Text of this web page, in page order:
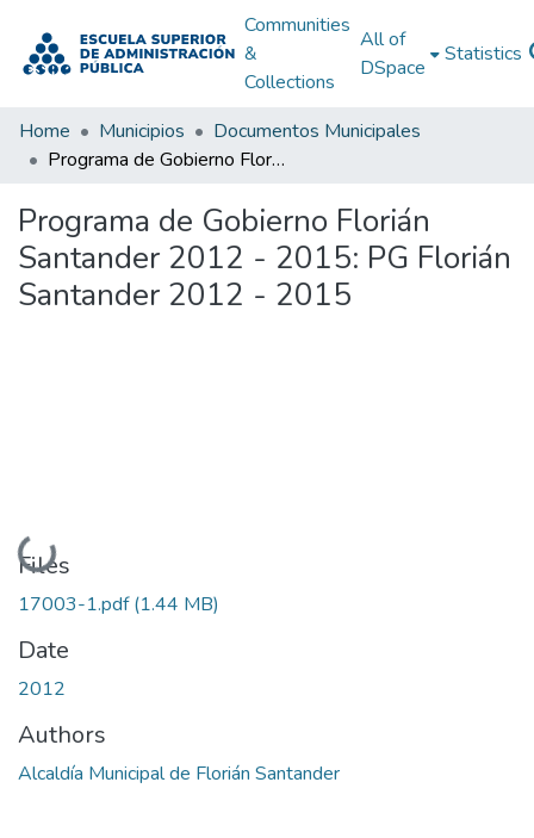
Communities
&
Collections
All of
DSpace
Statistics
Home Municipios
Documentos Municipales
Programa de Gobierno Florián Santander 2012 - 2015: PG Florián Santander 2012 - 2015
Programa de Gobierno Florián
Santander 2012 - 2015: PG Florián
Santander 2012 - 2015
Loading...
Files
17003-1.pdf(1.44 MB)
Date
2012
Authors
Alcaldía Municipal de Florián Santander